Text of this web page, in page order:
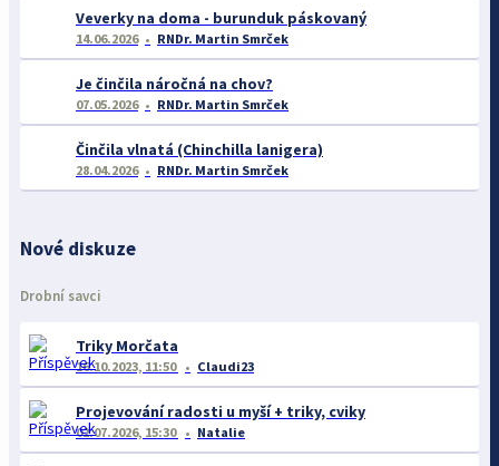
Veverky na doma - burunduk páskovaný
14.06.2026 RNDr. Martin Smrček
Je činčila náročná na chov?
07.05.2026 RNDr. Martin Smrček
Činčila vlnatá (Chinchilla lanigera)
28.04.2026 RNDr. Martin Smrček
Nové diskuze
Drobní savci
Triky Morčata
16.10.2023, 11:50 Claudi23
Projevování radosti u myší + triky, cviky
02.07.2026, 15:30 Natalie